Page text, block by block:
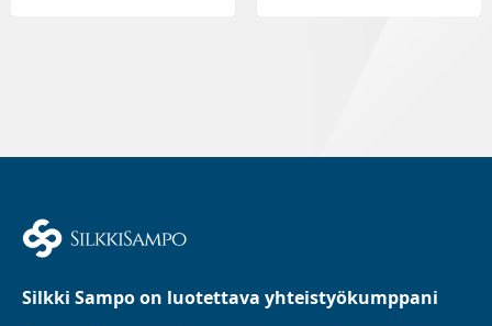
Silkki Sampo on luotettava yhteistyökumppani